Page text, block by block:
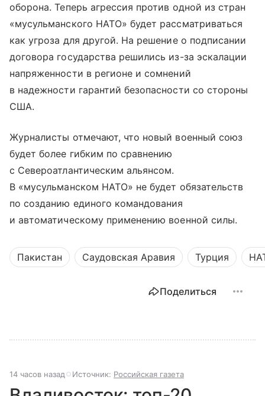
оборона. Теперь агрессия против одной из стран
«мусульманского НАТО» будет рассматриваться
как угроза для другой. На решение о подписании
договора государства решились из-за эскалации
напряженности в регионе и сомнений
в надежности гарантий безопасности со стороны
США.
Журналисты отмечают, что новый военный союз
будет более гибким по сравнению
с Североатлантическим альянсом.
В «мусульманском НАТО» не будет обязательств
по созданию единого командования
и автоматическому применению военной силы.
Пакистан Саудовская Аравия Турция
Поделиться
14 часов назад Источник: Российская газета